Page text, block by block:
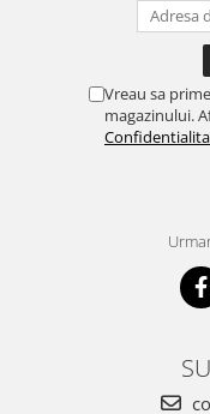
Vreau sa
magazinului.